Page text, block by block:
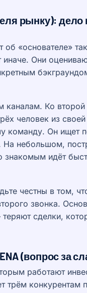
рынку): дело
«основателе»
Они
Ко второй
человек из
команду. Он ищет
На небольшом,
знакомым идёт
честны в том,
звонка.
сделки,
(вопрос за
работают
трём конкурентам